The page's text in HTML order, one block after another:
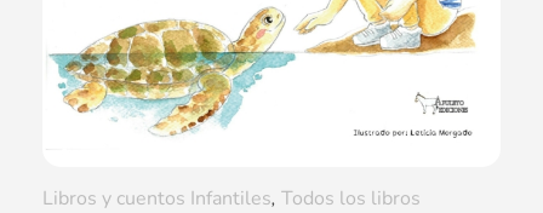
Libros y cuentos Infantiles, Todos los libros